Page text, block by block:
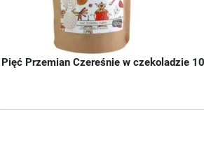
Pięć Przemian Czereśnie w czekoladzie